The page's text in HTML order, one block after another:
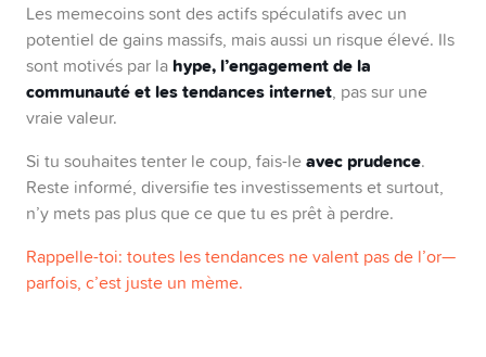
Les memecoins sont des actifs spéculatifs avec un
potentiel de gains massifs, mais aussi un risque élevé. Ils
sont motivés par la hype, l’engagement de la
communauté et les tendances internet, pas sur une
vraie valeur.
Si tu souhaites tenter le coup, fais-leavec prudence.
Reste informé, diversifie tes investissements et surtout,
n’y mets pas plus que ce que tu es prêt à perdre.
Rappelle-toi: toutes les tendances ne valent pas de l’or—
parfois, c’est juste un mème.